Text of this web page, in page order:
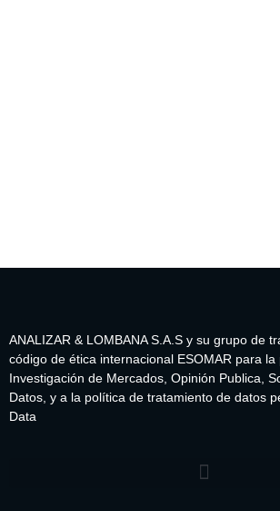
ANALIZAR & LOMBANA S.A.S y su grupo de
código de ética internacional ESOMAR para la
Investigación de Mercados, Opinión Publica,
Datos, y a la política de tratamiento de datos
Data